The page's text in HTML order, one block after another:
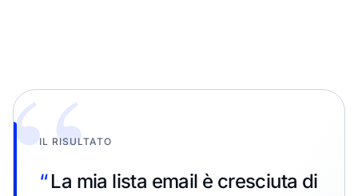
IL RISULTATO
“La mia lista email è cresciuta di